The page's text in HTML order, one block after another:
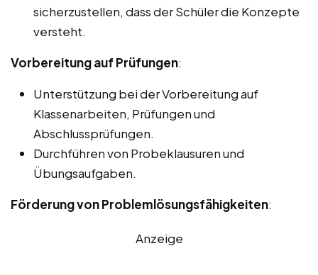
sicherzustellen, dass der Schüler die Konzepte
versteht.
Vorbereitung auf Prüfungen:
Unterstützung bei der Vorbereitung auf
Klassenarbeiten, Prüfungen und
Abschlussprüfungen.
Durchführen von Probeklausuren und
Übungsaufgaben.
Förderung von Problemlösungsfähigkeiten:
Anzeige